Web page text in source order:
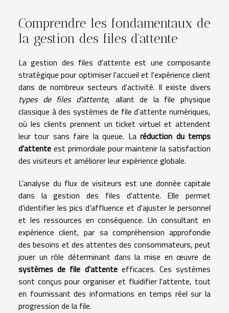
Comprendre les fondamentaux de
la gestion des files d'attente
La gestion des files d'attente est une composante
stratégique pour optimiser l'accueil et l'expérience client
dans de nombreux secteurs d'activité. Il existe divers
types de files d'attente, allant de la file physique
classique à des systèmes de file d'attente numériques,
où les clients prennent un ticket virtuel et attendent
leur tour sans faire la queue. Laréduction du temps
d'attente est primordiale pour maintenir la satisfaction
des visiteurs et améliorer leur expérience globale.
L'analyse du flux de visiteurs est une donnée capitale
dans la gestion des files d'attente. Elle permet
d'identifier les pics d'affluence et d'ajuster le personnel
et les ressources en conséquence. Un consultant en
expérience client, par sa compréhension approfondie
des besoins et des attentes des consommateurs, peut
jouer un rôle déterminant dans la mise en œuvre de
systèmes de file d'attenteefficaces. Ces systèmes
sont conçus pour organiser et fluidifier l'attente, tout
en fournissant des informations en temps réel sur la
progression de la file.